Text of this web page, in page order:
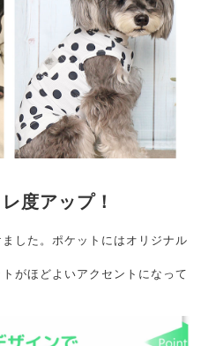
度アップ！
した。ポケットにはオリジナル
がほどよいアクセントになって